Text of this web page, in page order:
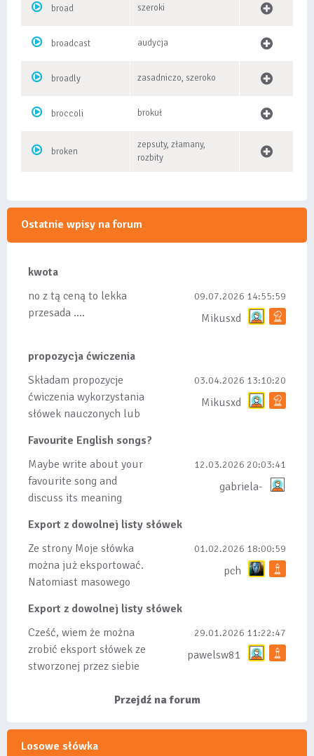
broad szeroki
broadcast audycja
broadly zasadniczo, szeroko
broccoli brokuł
broken
zepsuty, złamany,
rozbity
Ostatnie wpisy na forum
kwota
no z tą ceną to lekka
przesada ....
09.07.2026 14:55:59
Mikusxd
propozycja ćwiczenia
Składam propozycje
ćwiczenia wykorzystania
słówek nauczonych lub
tez ze wszys...
03.04.2026 13:10:20
Mikusxd
Favourite English songs?
Maybe write about your
favourite song and
discuss its meaning
12.03.2026 20:03:41
gabriela-
Export z dowolnej listy słówek
Ze strony Moje słówka
można już eksportować.
Natomiast masowego
bo wiąże się...
01.02.2026 18:00:59
pch
Export z dowolnej listy słówek
Cześć, wiem że można
zrobić eksport słówek ze
stworzonej przez siebie
29.01.2026 11:22:47
pawelsw81
Przejdź na forum
Losowe słówka